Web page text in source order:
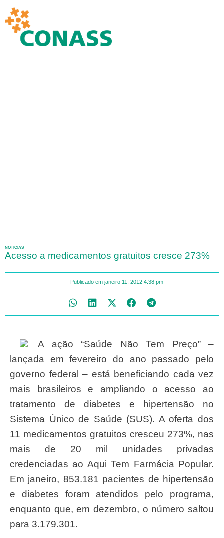
NOTÍCIAS
Acesso a medicamentos gratuitos cresce 273%
Publicado em janeiro 11, 2012 4:38 pm
A ação “Saúde Não Tem Preço” –
lançada em fevereiro do ano passado pelo
governo federal – está beneficiando cada vez
mais brasileiros e ampliando o acesso ao
tratamento de diabetes e hipertensão no
Sistema Único de Saúde (SUS). A oferta dos
11 medicamentos gratuitos cresceu 273%, nas
mais de 20 mil unidades privadas
credenciadas ao Aqui Tem Farmácia Popular.
Em janeiro, 853.181 pacientes de hipertensão
e diabetes foram atendidos pelo programa,
enquanto que, em dezembro, o número saltou
para 3.179.301.